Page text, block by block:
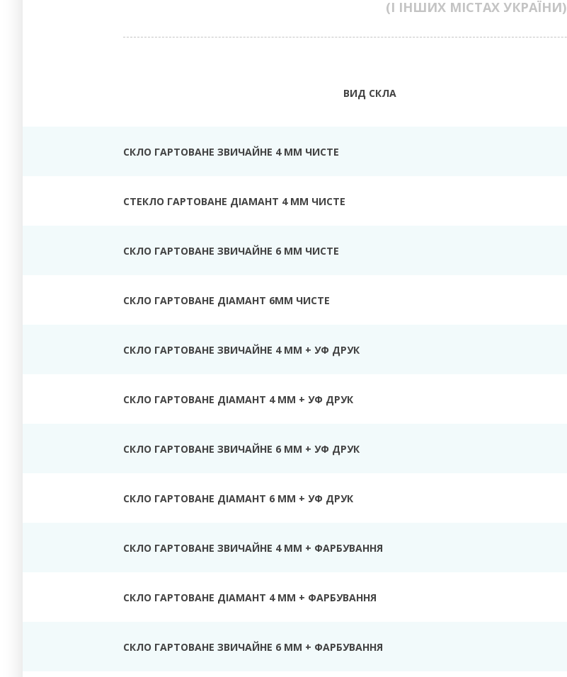
(І ІНШИХ МІСТАХ УКРАЇНИ)
ВИД СКЛА
СКЛО ГАРТОВАНЕ ЗВИЧАЙНЕ 4 ММ ЧИСТЕ
СТЕКЛО ГАРТОВАНЕ ДІАМАНТ 4 ММ ЧИСТЕ
СКЛО ГАРТОВАНЕ ЗВИЧАЙНЕ 6 ММ ЧИСТЕ
СКЛО ГАРТОВАНЕ ДІАМАНТ 6ММ ЧИСТЕ
СКЛО ГАРТОВАНЕ ЗВИЧАЙНЕ 4 ММ + УФ ДРУК
СКЛО ГАРТОВАНЕ ДІАМАНТ 4 ММ + УФ ДРУК
СКЛО ГАРТОВАНЕ ЗВИЧАЙНЕ 6 ММ + УФ ДРУК
СКЛО ГАРТОВАНЕ ДІАМАНТ 6 ММ + УФ ДРУК
СКЛО ГАРТОВАНЕ ЗВИЧАЙНЕ 4 ММ + ФАРБУВАННЯ
СКЛО ГАРТОВАНЕ ДІАМАНТ 4 ММ + ФАРБУВАННЯ
СКЛО ГАРТОВАНЕ ЗВИЧАЙНЕ 6 ММ + ФАРБУВАННЯ